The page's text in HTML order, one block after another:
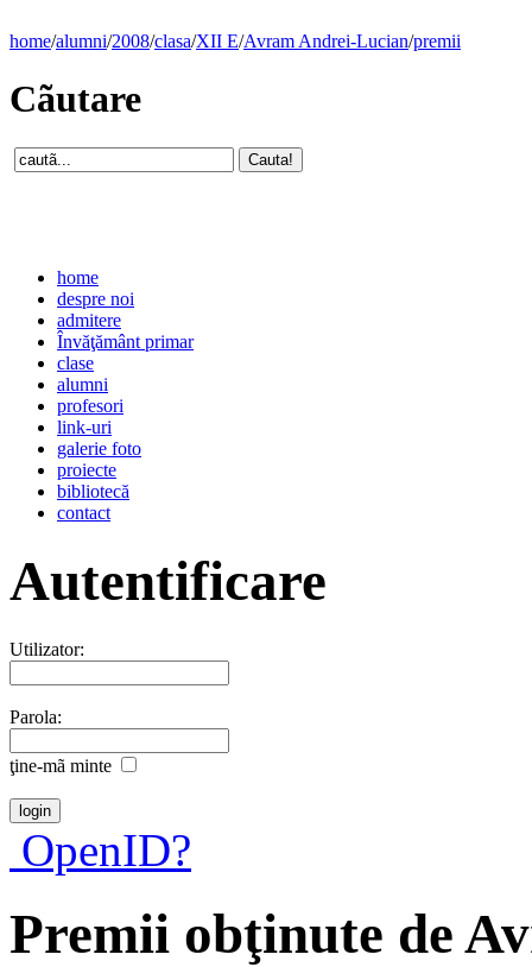
home/alumni/2008/clasa/XII E/Avram Andrei-Lucian/premii
Cãutare
home
despre noi
admitere
Învăţământ primar
clase
alumni
profesori
link-uri
galerie foto
proiecte
bibliotecă
contact
Autentificare
Utilizator:
Parola:
ţine-mã minte
OpenID?
Premii obţinute de